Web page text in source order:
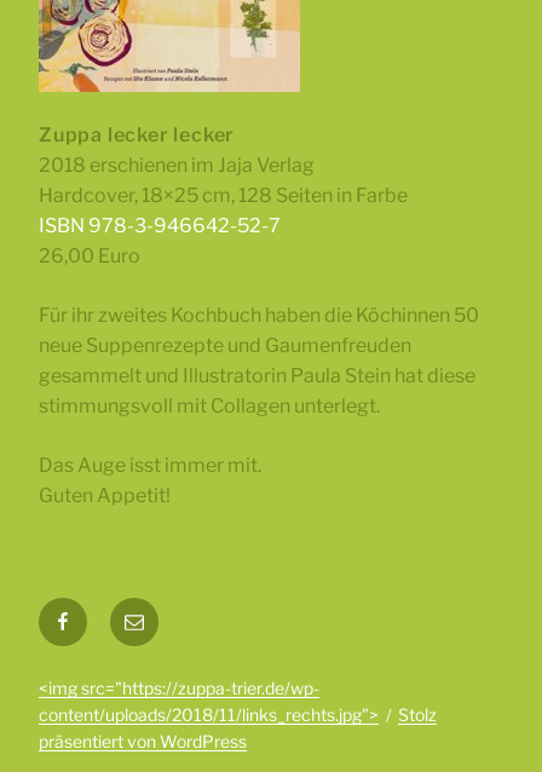
Zuppa lecker lecker
2018 erschienen im Jaja Verlag
Hardcover, 18×25 cm, 128 Seiten in Farbe
ISBN 978-3-946642-52-7
26,00 Euro
Für ihr zweites Kochbuch haben die Köchinnen 50
neue Suppenrezepte und Gaumenfreuden
gesammelt und Illustratorin Paula Stein hat diese
stimmungsvoll mit Collagen unterlegt.
Das Auge isst immer mit.
Guten Appetit!
FacebookMail
<img src="https://zuppa-trier.de/wp-
content/uploads/2018/11/links_rechts.jpg">
Stolz
präsentiert von WordPress